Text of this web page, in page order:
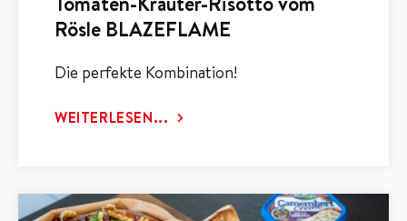
Rösle BLAZEFLAME
Die perfekte Kombination!
WEITERLESEN...